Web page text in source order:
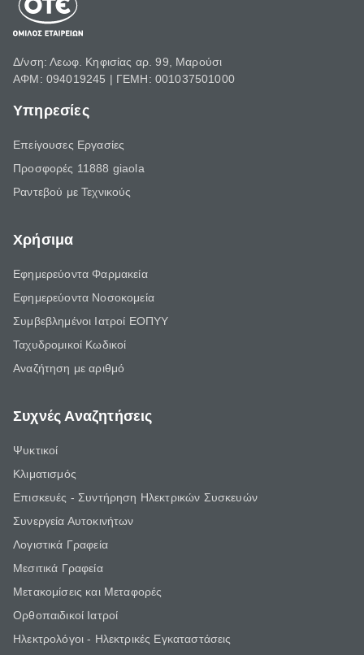
Δ/νση: Λεωφ. Κηφισίας αρ. 99, Μαρούσι
ΑΦΜ: 094019245 | ΓΕΜΗ: 001037501000
Υπηρεσίες
Επείγουσες Εργασίες
Προσφορές 11888 giaola
Ραντεβού με Τεχνικούς
Χρήσιμα
Εφημερεύοντα Φαρμακεία
Εφημερεύοντα Νοσοκομεία
Συμβεβλημένοι Ιατροί ΕΟΠΥΥ
Ταχυδρομικοί Κωδικοί
Αναζήτηση με αριθμό
Συχνές Αναζητήσεις
Ψυκτικοί
Κλιματισμός
Επισκευές - Συντήρηση Ηλεκτρικών Συσκευών
Συνεργεία Αυτοκινήτων
Λογιστικά Γραφεία
Μεσιτικά Γραφεία
Μετακομίσεις και Μεταφορές
Ορθοπαιδικοί Ιατροί
Ηλεκτρολόγοι - Ηλεκτρικές Εγκαταστάσεις